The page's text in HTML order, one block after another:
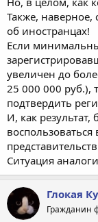
Также, наверное,
об иностранцах!
Если
увеличен до
25 000 000 руб.),
подтвердить
И, как
Ситуация
Глокая
Гражданин